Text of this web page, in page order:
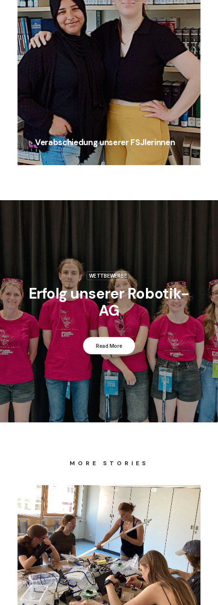
Verabschiedung unserer FSJlerinnen
WETTBEWERBE
Erfolg unserer Robotik-
AG
Read More
MORE STORIES